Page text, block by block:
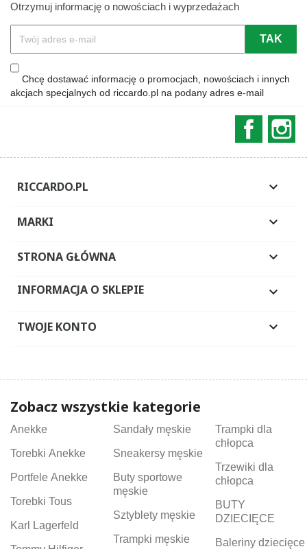
Otrzymuj informację o nowościach i wyprzedażach
Chcę dostawać informację o promocjach, nowościach i innych
akcjach specjalnych od riccardo.pl na podany adres e-mail
RICCARDO.PL 
MARKI 
STRONA GŁÓWNA 
INFORMACJA O SKLEPIE 
TWOJE KONTO 
Zobacz wszystkie kategorie
Anekke
Torebki Anekke
Portfele Anekke
Torebki Tous
Karl Lagerfeld
Sandały męskie
Sneakersy męskie
Buty sportowe
męskie
Sztyblety męskie
Trampki męskie
Trampki dla
chłopca
Trzewiki dla
chłopca
BUTY
DZIECIĘCE
Baleriny dziecięce